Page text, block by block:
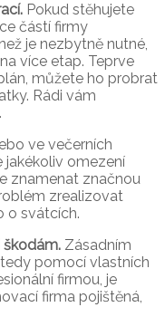
Pokud stěhujete
částí firmy
je nezbytně nutné,
více etap. Teprve
můžete ho probrat
Rádi vám
ve večerních
jakékoliv omezení
znamenat značnou
zrealizovat
o svátcích.
Zásadním
pomocí vlastních
firmou, je
firma pojištěná,